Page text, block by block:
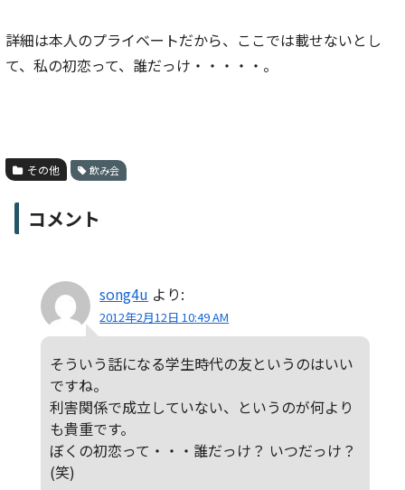
詳細は本人のプライベートだから、ここでは載せないとし
て、私の初恋って、誰だっけ・・・・・。
その他 飲み会
コメント
song4u より:
2012年2月12日 10:49 AM
そういう話になる学生時代の友というのはいい
ですね。
利害関係で成立していない、というのが何より
も貴重です。
ぼくの初恋って・・・誰だっけ？ いつだっけ？
(笑)